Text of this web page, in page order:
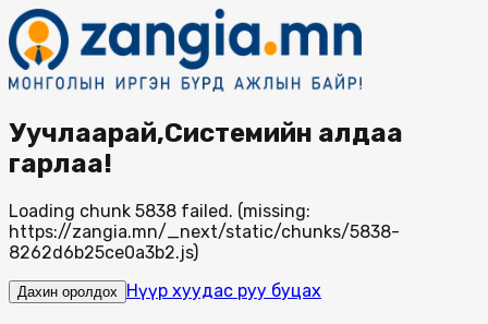
Уучлаарай,Системийн алдаа
гарлаа!
Loading chunk 5838 failed. (missing:
https://zangia.mn/_next/static/chunks/5838-
8262d6b25ce0a3b2.js)
Дахин оролдох Нүүр хуудас руу буцах